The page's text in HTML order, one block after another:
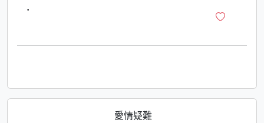
愛情疑難
·